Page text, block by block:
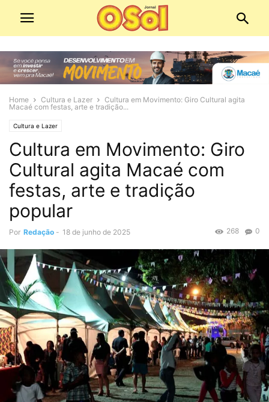
Home Cultura e Lazer
Cultura em Movimento: Giro Cultural agita
Macaé com festas, arte e tradição...
Cultura e Lazer
Cultura em Movimento: Giro
Cultural agita Macaé com
festas, arte e tradição
popular
Por Redação - 18 de junho de 2025 0
268